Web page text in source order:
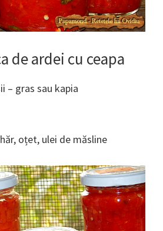
de ardei cu ceapa
– gras sau kapia
oțet, ulei de măsline